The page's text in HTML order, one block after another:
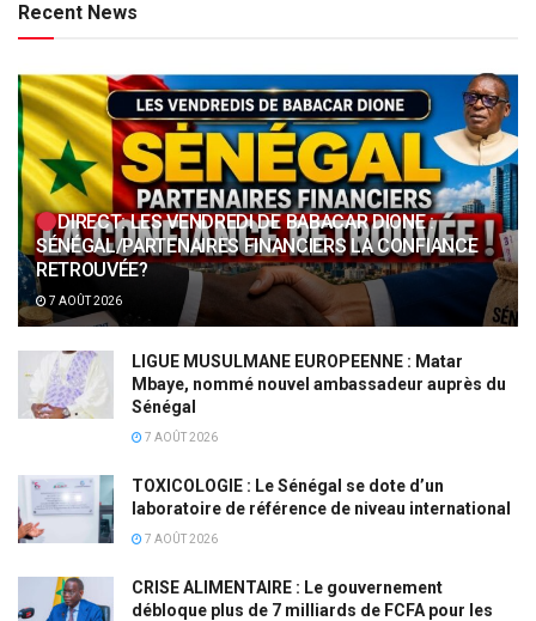
Recent News
DIRECT: LES VENDREDI DE BABACAR DIONE :
SÉNÉGAL/PARTENAIRES FINANCIERS LA CONFIANCE
RETROUVÉE?
7 AOÛT 2026
LIGUE MUSULMANE EUROPEENNE : Matar
Mbaye, nommé nouvel ambassadeur auprès du
Sénégal
7 AOÛT 2026
TOXICOLOGIE : Le Sénégal se dote d’un
laboratoire de référence de niveau international
7 AOÛT 2026
CRISE ALIMENTAIRE : Le gouvernement
débloque plus de 7 milliards de FCFA pour les